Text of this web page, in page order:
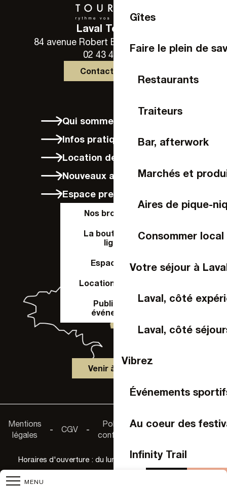
MENU
Gîtes
Faire le plein de
Restaurants
Traiteurs
Bar, afterwork
Marchés et
Aires de pique-
Consommer local
Votre séjour à
Laval, côté
Laval, côté
Vibrez
Événements
Au coeur des
Infinity Trail
Laval Tourisme
84 avenue Robert Buron - 53000 Laval
02 43 49 46 46
Contactez-nous
Qui sommes-nous ?
Infos pratiques
Location de vélos à Laval
Nouveaux arrivants
Espace presse
Nos brochures
La boutique en
ligne
Espace Pro
Location de salle
Publier un
événement
Venir à Laval
Mentions
légales
- CGV -
Politique de
confidentialité
-
Accessibilité :
non
Horaires d'ouverture : du lundi au samedi de 9h30 à 18h